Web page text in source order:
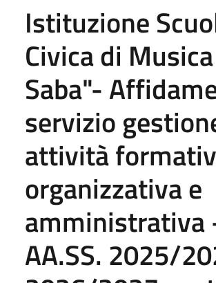
Istituzione
Civica di
Saba"-
servizio
attività
organizzativa e
amministrativa
AA.SS. 2025/